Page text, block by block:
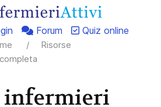
Forum
Quiz online
Risorse
infermieri